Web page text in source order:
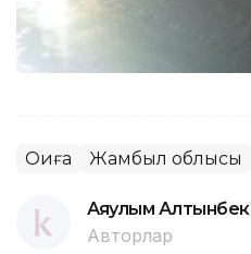
Оқиға Жамбыл облысы
Аяулым Алтынбек
Авторлар